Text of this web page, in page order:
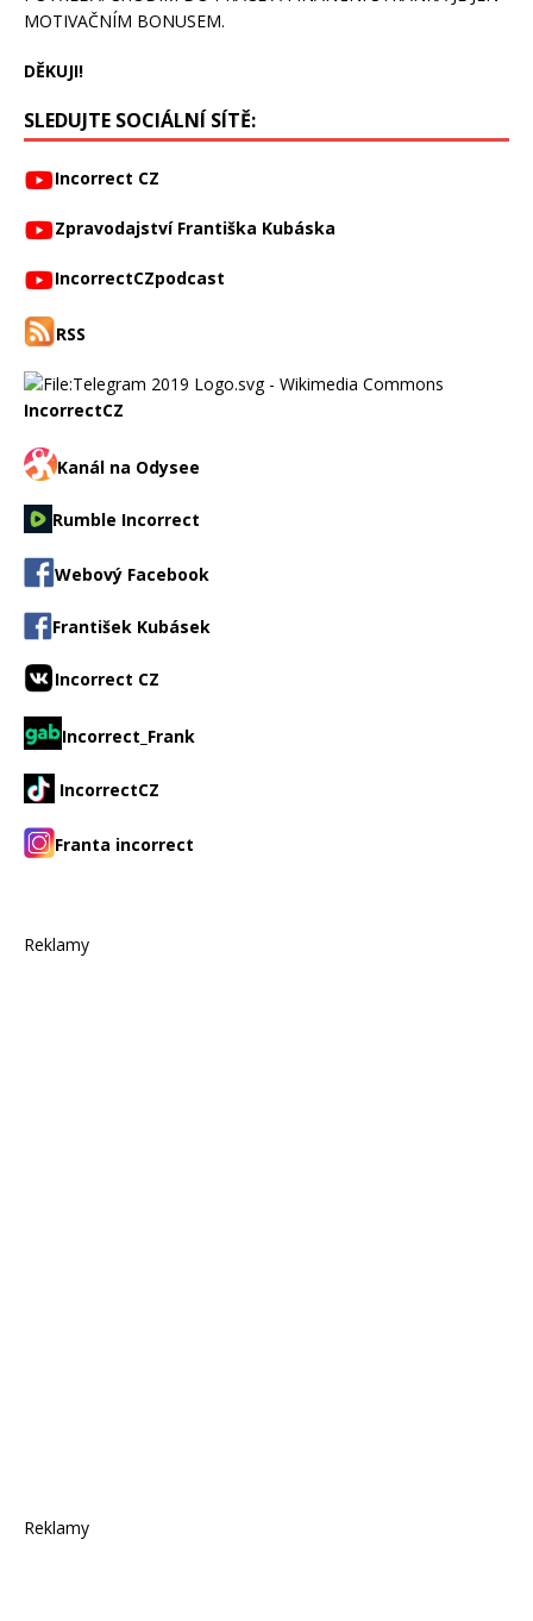
MOTIVAČNÍM BONUSEM.
DĚKUJI!
SLEDUJTE SOCIÁLNÍ SÍTĚ:
Incorrect CZ
Zpravodajství Františka Kubáska
IncorrectCZpodcast
RSS
IncorrectCZ
Kanál na Odysee
Rumble Incorrect
Webový Facebook
František Kubásek
Incorrect CZ
Incorrect_Frank
IncorrectCZ
Franta incorrect
Reklamy
Reklamy